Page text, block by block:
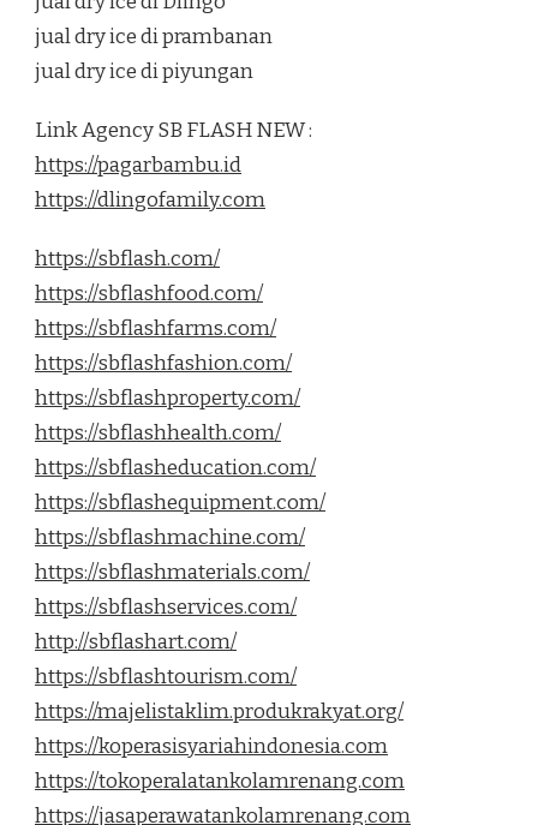
jual dry ice di prambanan
jual dry ice di piyungan
Link Agency SB FLASH NEW :
https://pagarbambu.id
https://dlingofamily.com
https://sbflash.com/
https://sbflashfood.com/
https://sbflashfarms.com/
https://sbflashfashion.com/
https://sbflashproperty.com/
https://sbflashhealth.com/
https://sbflasheducation.com/
https://sbflashequipment.com/
https://sbflashmachine.com/
https://sbflashmaterials.com/
https://sbflashservices.com/
http://sbflashart.com/
https://sbflashtourism.com/
https://majelistaklim.produkrakyat.org/
https://koperasisyariahindonesia.com
https://tokoperalatankolamrenang.com
https://jasaperawatankolamrenang.com